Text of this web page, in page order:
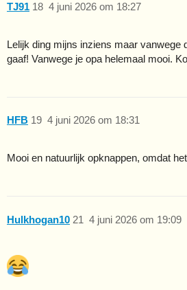
TJ91 4 juni 2026 om 18:27
18
Lelijk ding mijns inziens maar vanwege
gaaf! Vanwege je opa helemaal mooi.
HFB 4 juni 2026 om 18:31
19
Mooi en natuurlijk opknappen, omdat
Hulkhogan10 4 juni 2026 om 19:09
21